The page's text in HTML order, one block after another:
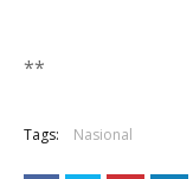
**
Tags: Nasional